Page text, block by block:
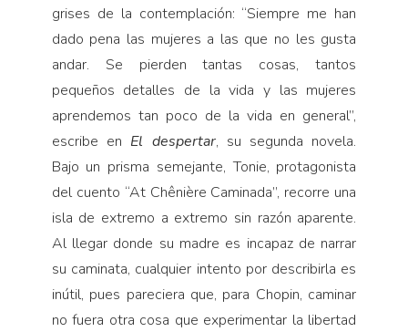
grises de la contemplación: “Siempre me han
dado pena las mujeres a las que no les gusta
andar. Se pierden tantas cosas, tantos
pequeños detalles de la vida y las mujeres
aprendemos tan poco de la vida en general”,
escribe en El despertar, su segunda novela.
Bajo un prisma semejante, Tonie, protagonista
del cuento “At Chênière Caminada”, recorre una
isla de extremo a extremo sin razón aparente.
Al llegar donde su madre es incapaz de narrar
su caminata, cualquier intento por describirla es
inútil, pues pareciera que, para Chopin, caminar
no fuera otra cosa que experimentar la libertad